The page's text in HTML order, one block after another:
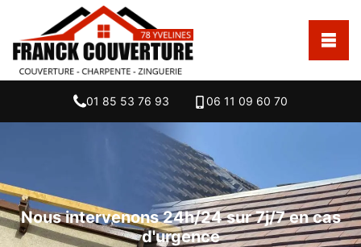
01 85 53 76 93 06 11 09 60 70
Nous intervenons 24h/24 sur 7j/7 en cas
d'urgence